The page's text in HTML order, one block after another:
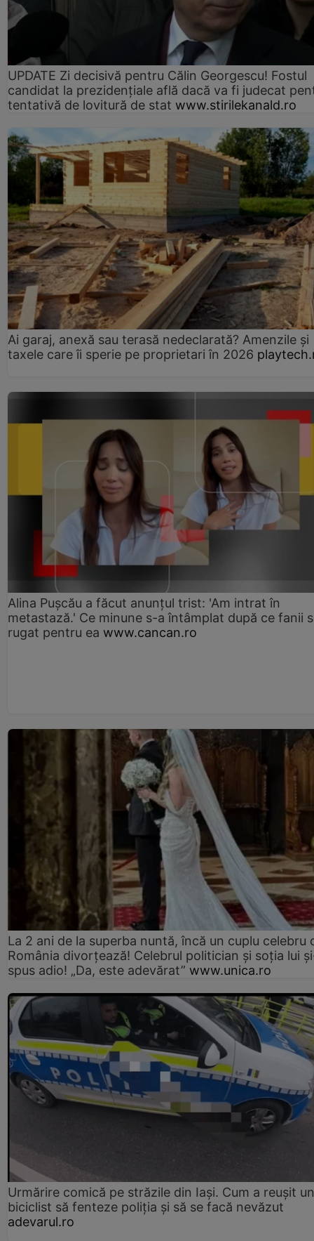
UPDATE Zi decisivă pentru Călin Georgescu! Fostul
candidat la prezidențiale află dacă va fi judecat
tentativă de lovitură de stat www.stirilekanald.ro
Ai garaj, anexă sau terasă nedeclarată? Amenzile și
taxele care îi sperie pe proprietari în 2026
Alina Pușcău a făcut anunțul trist: 'Am intrat în
metastază.' Ce minune s-a întâmplat după ce fanii
rugat pentru ea www.cancan.ro
La 2 ani de la superba nuntă, încă un cuplu celebru
România divorțează! Celebrul politician și soția lui
spus adio! „Da, este adevărat” www.unica.ro
Urmărire comică pe străzile din Iași. Cum a reușit un
biciclist să fenteze poliția și să se facă nevăzut
adevarul.ro